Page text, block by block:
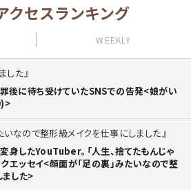
クセスランキング
WEEKLY
した
罪後に待ち受けていたSNSでの告発<娘がい
いなので整形級メイクを仕事にしました
変身したYouTuber。「人生、捨てたもんじゃ
エッセイ<顔面が「足の裏」みたいなので整
した>